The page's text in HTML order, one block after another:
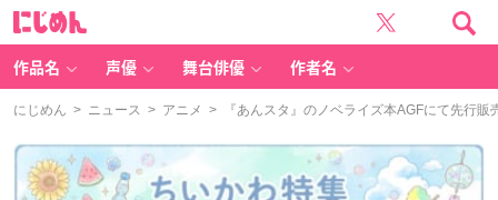
作品名 声優 舞台俳優 作者名
にじめん > ニュース > アニメ > 『あんスタ』のノベライズ本AGFにて先行販